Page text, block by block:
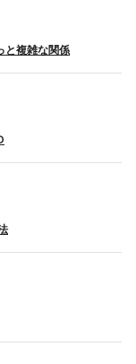
と複雑な関係